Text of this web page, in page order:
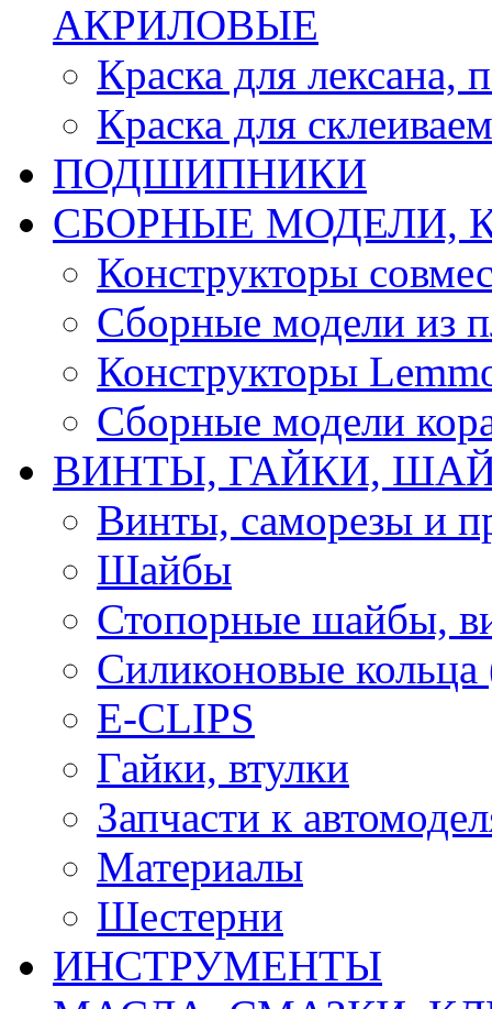
АКРИЛОВЫЕ
Краска для лексана,
Краска для
ПОДШИПНИКИ
CБОРНЫЕ МОДЕЛИ,
Конструкторы
Сборные модели из
Конструкторы
Сборные модели
ВИНТЫ, ГАЙКИ,
Винты, саморезы и
Шайбы
Стопорные шайбы,
Силиконовые
E-CLIPS
Гайки, втулки
Запчасти к
Материалы
Шестерни
ИНСТРУМЕНТЫ